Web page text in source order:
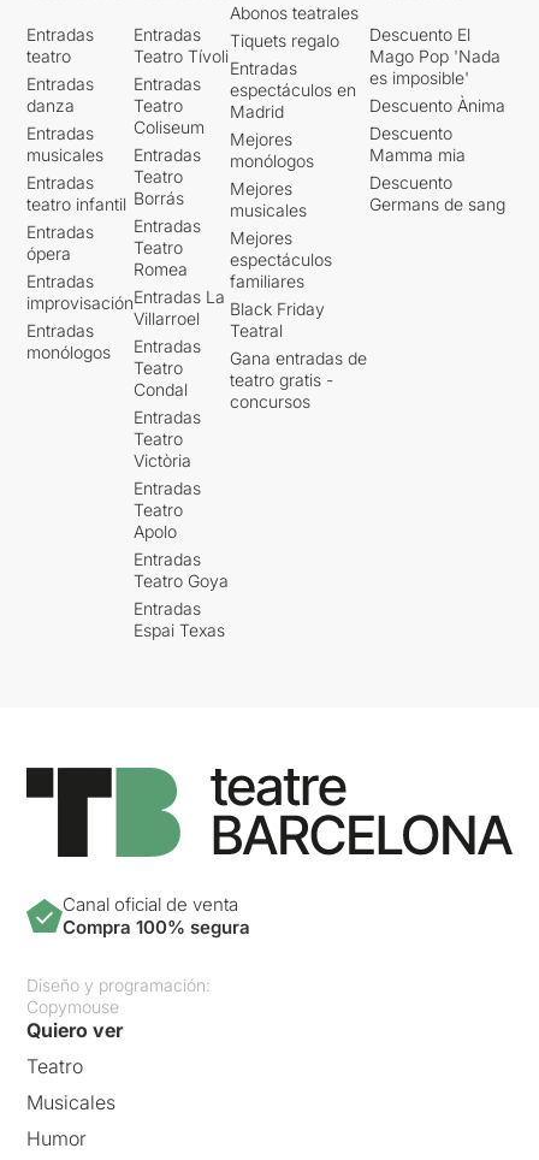
Entradas
teatro
Entradas
danza
Entradas
musicales
Entradas
teatro infantil
Entradas
ópera
Entradas
improvisación
Entradas
monólogos
Entradas
Teatro Tívoli
Entradas
Teatro
Coliseum
Entradas
Teatro
Borrás
Entradas
Teatro
Romea
Entradas La
Villarroel
Entradas
Teatro
Condal
Entradas
Teatro
Victòria
Entradas
Teatro
Apolo
Entradas
Teatro Goya
Entradas
Espai Texas
Abonos teatrales
Tiquets regalo
Entradas
espectáculos en
Madrid
Mejores
monólogos
Mejores
musicales
Mejores
espectáculos
familiares
Black Friday
Teatral
Gana entradas de
teatro gratis -
concursos
Descuento El
Mago Pop 'Nada
es imposible'
Descuento Ànima
Descuento
Mamma mia
Descuento
Germans de sang
Canal oficial de venta
Compra 100% segura
Diseño y programación:
Copymouse
Quiero ver
Teatro
Musicales
Humor